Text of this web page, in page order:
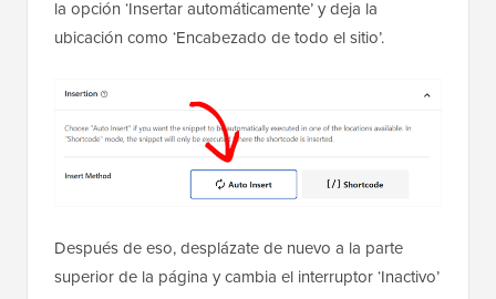
la opción ‘Insertar automáticamente’ y deja la
ubicación como ‘Encabezado de todo el sitio’.
Después de eso, desplázate de nuevo a la parte
superior de la página y cambia el interruptor ‘Inactivo’